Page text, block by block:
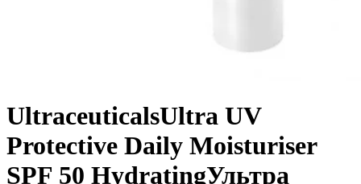
UltraceuticalsUltra UV
Protective Daily Moisturiser
SPF 50 HydratingУльтра